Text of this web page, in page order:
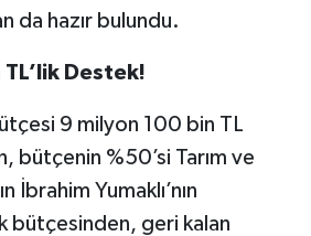
da hazır bulundu.
Destek!
9 milyon 100 bin TL
bütçenin %50’si Tarım ve
İbrahim Yumaklı’nın
bütçesinden, geri kalan